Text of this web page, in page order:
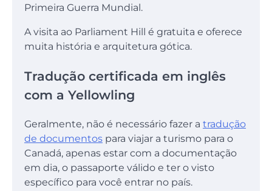
Primeira Guerra Mundial.
A visita ao Parliament Hill é gratuita e oferece
muita história e arquitetura gótica.
Tradução certificada em inglês
com a Yellowling
Geralmente, não é necessário fazer a tradução
de documentos para viajar a turismo para o
Canadá, apenas estar com a documentação
em dia, o passaporte válido e ter o visto
específico para você entrar no país.